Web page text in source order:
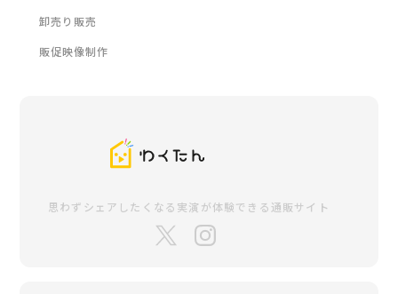
卸売り販売
販促映像制作
思わずシェアしたくなる 実演が体験できる通販サイト